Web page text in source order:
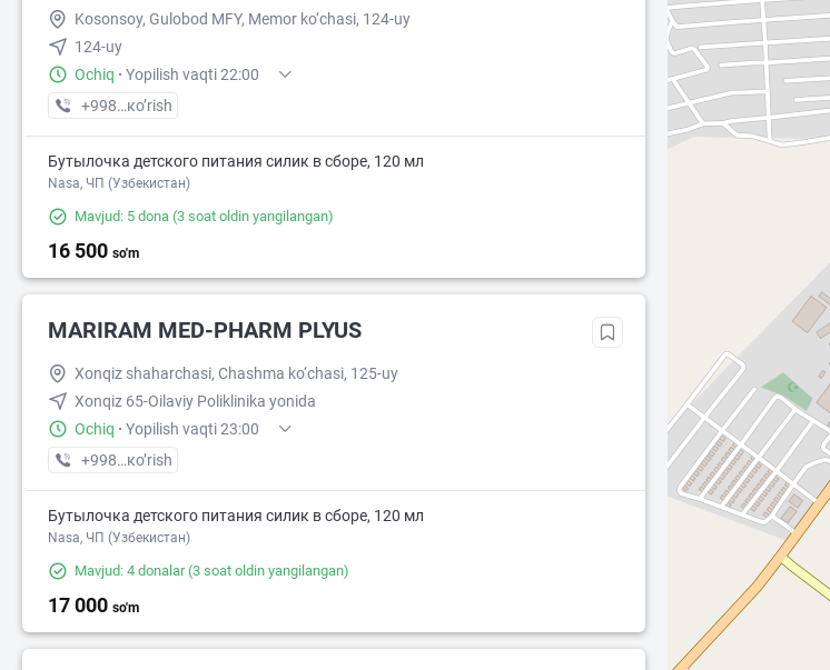
Kosonsoy, Gulobod MFY, Memor ko‘chasi, 124-uy
124-uy
Ochiq · Yopilish vaqti 22:00
+998 (90) XXX-XX-XX
кo’rish
Бутылочка детского питания силик в сборе, 120 мл
Nasa, ЧП (Узбекистан)
Mavjud: 5 dona (3 soat oldin yangilangan)
16 500 so'm
MARIRAM MED-PHARM PLYUS
Xonqiz shaharchasi, Chashma ko‘chasi, 125-uy
Xonqiz 65-Oilaviy Poliklinika yonida
Ochiq · Yopilish vaqti 23:00
+998 (20) XXX-XX-XX
кo’rish
Бутылочка детского питания силик в сборе, 120 мл
Nasa, ЧП (Узбекистан)
Mavjud: 4 donalar(3 soat oldin yangilangan)
17 000 so'm